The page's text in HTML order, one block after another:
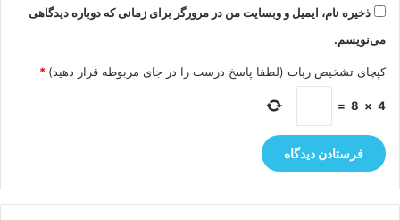
ذخیره نام، ایمیل و وبسایت من در مرورگر برای زمانی که دوباره دیدگاهی
می‌نویسم.
کپچای تشخیص ربات (لطفا پاسخ درست را در جای مربوطه قرار دهید) *
4
×
8
=